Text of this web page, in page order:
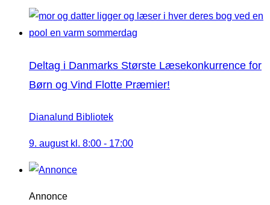
Deltag i Danmarks Største Læsekonkurrence for
Børn og Vind Flotte Præmier!
Dianalund Bibliotek
9. august kl. 8:00 - 17:00
Annonce